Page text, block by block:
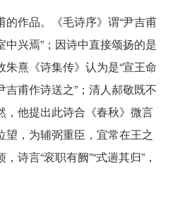
作品。《毛诗序》谓“尹吉甫
兴焉”；因诗中直接颂扬的是
熹《诗集传》认为是“宣王命
甫作诗送之”；清人郝敬既不
，他提出此诗合《春秋》微言
望，为辅弼重臣，宜常在王之
诗言“衮职有阙”“式遄其归”，